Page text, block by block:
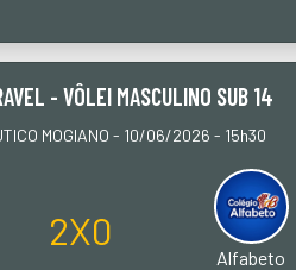
- VÔLEI MASCULINO SUB 14
MOGIANO - 10/06/2026 - 15h30
2X0
Alfabeto